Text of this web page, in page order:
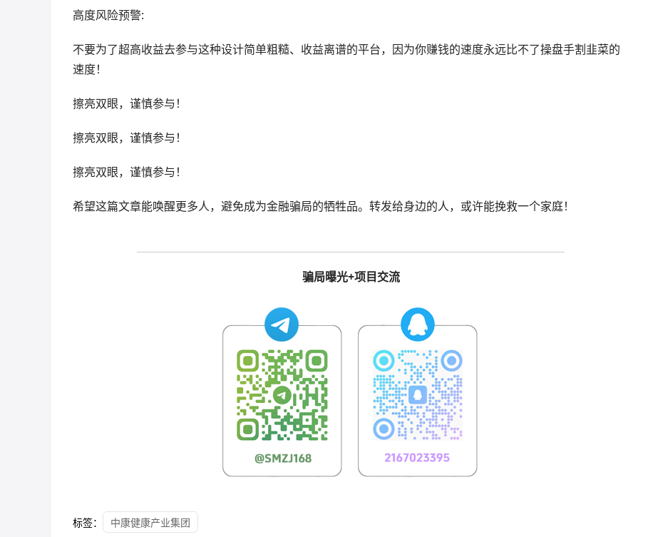
高度风险预警:
不要为了超高收益去参与这种设计简单粗糙、收益离谱的平台，因为你赚钱的速度永远比不了操盘手割韭菜的
速度！
擦亮双眼，谨慎参与！
擦亮双眼，谨慎参与！
擦亮双眼，谨慎参与！
希望这篇文章能唤醒更多人，避免成为金融骗局的牺牲品。转发给身边的人，或许能挽救一个家庭！
骗局曝光+项目交流
标签： 中康健康产业集团